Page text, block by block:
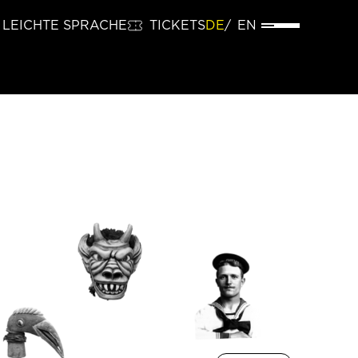
LEICHTE SPRACHE TICKETSDE EN